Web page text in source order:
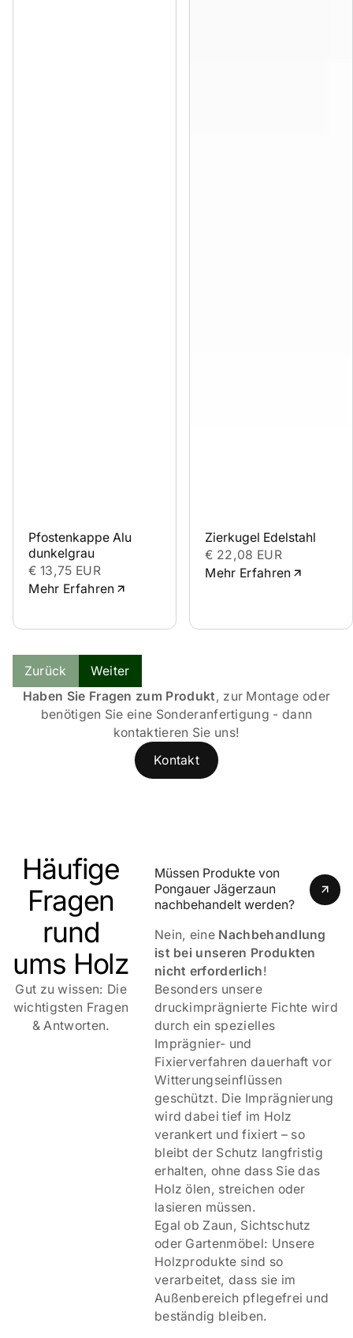
Pfostenkappe Alu
dunkelgrau
€ 13,75 EUR
Mehr Erfahren
Zierkugel Edelstahl
€ 22,08 EUR
Mehr Erfahren
Zurück
Weiter
Haben Sie Fragen zum Produkt, zur Montage oder
benötigen Sie eine Sonderanfertigung - dann
kontaktieren Sie uns!
Kontakt
Häufige
Fragen
rund
ums Holz
Gut zu wissen: Die
wichtigsten Fragen
& Antworten.
Müssen Produkte von
Pongauer Jägerzaun
nachbehandelt werden?
Nein, eine Nachbehandlung
ist bei unseren Produkten
nicht erforderlich!
Besonders unsere
druckimprägnierte Fichte wird
durch ein spezielles
Imprägnier- und
Fixierverfahren dauerhaft vor
Witterungseinflüssen
geschützt. Die Imprägnierung
wird dabei tief im Holz
verankert und fixiert – so
bleibt der Schutz langfristig
erhalten, ohne dass Sie das
Holz ölen, streichen oder
lasieren müssen.
Egal ob Zaun, Sichtschutz
oder Gartenmöbel: Unsere
Holzprodukte sind so
verarbeitet, dass sie im
Außenbereich pflegefrei und
beständig bleiben.